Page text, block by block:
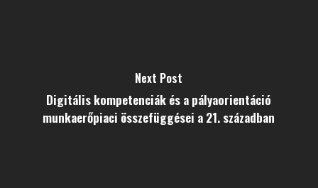
Next Post
Digitális kompetenciák és a pályaorientáció
munkaerőpiaci összefüggései a 21. században